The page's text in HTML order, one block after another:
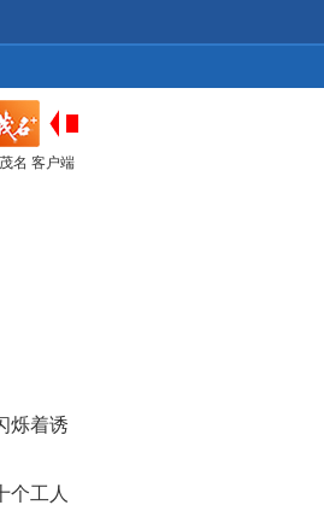
茂名 客户端
烁着诱
个工人